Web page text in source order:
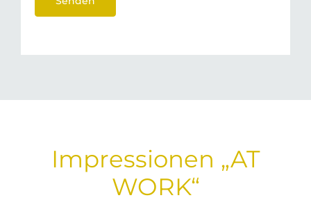
Impressionen „AT
WORK“